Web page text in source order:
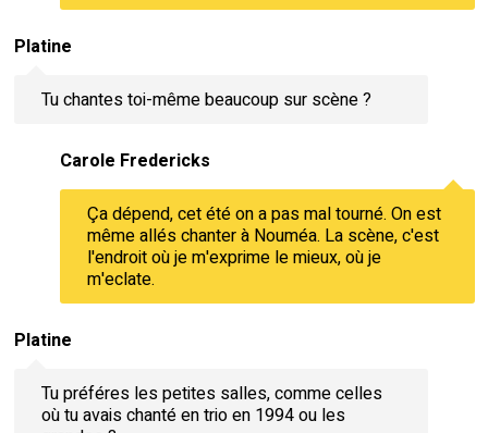
Platine
Tu chantes toi-même beaucoup sur scène ?
Carole Fredericks
Ça dépend, cet été on a pas mal tourné. On est
même allés chanter à Nouméa. La scène, c'est
l'endroit où je m'exprime le mieux, où je
m'eclate.
Platine
Tu préféres les petites salles, comme celles
où tu avais chanté en trio en 1994 ou les